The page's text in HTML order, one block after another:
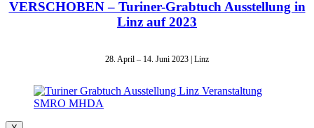
VERSCHOBEN – Turiner-Grabtuch Ausstellung in
Linz auf 2023
28. April – 14. Juni 2023 | Linz